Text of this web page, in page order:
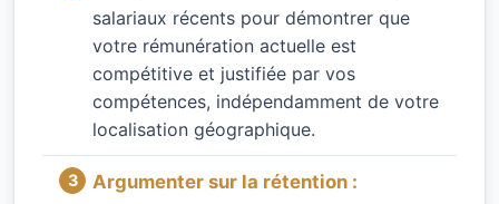
salariaux récents pour démontrer que
votre rémunération actuelle est
compétitive et justifiée par vos
compétences, indépendamment de votre
localisation géographique.
Argumenter sur la rétention :